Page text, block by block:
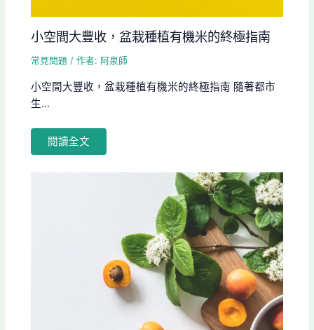
小空間大豐收，盆栽種植有機米的終極指南
常見問題 / 作者: 阿泉師
小空間大豐收，盆栽種植有機米的終極指南 隨著都市
生...
閱讀全文